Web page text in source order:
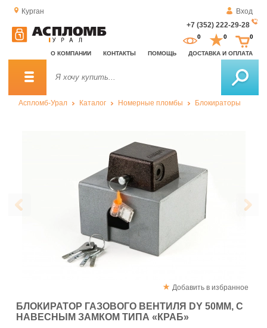
Курган
Вход
+7 (352) 222-29-28
О КОМПАНИИ КОНТАКТЫ ПОМОЩЬ ДОСТАВКА И ОПЛАТА
0 0 0
Аспломб-Урал Каталог Номерные пломбы Блокираторы
Добавить в избранное
БЛОКИРАТОР ГАЗОВОГО ВЕНТИЛЯ DY 50ММ, С
НАВЕСНЫМ ЗАМКОМ ТИПА «КРАБ»